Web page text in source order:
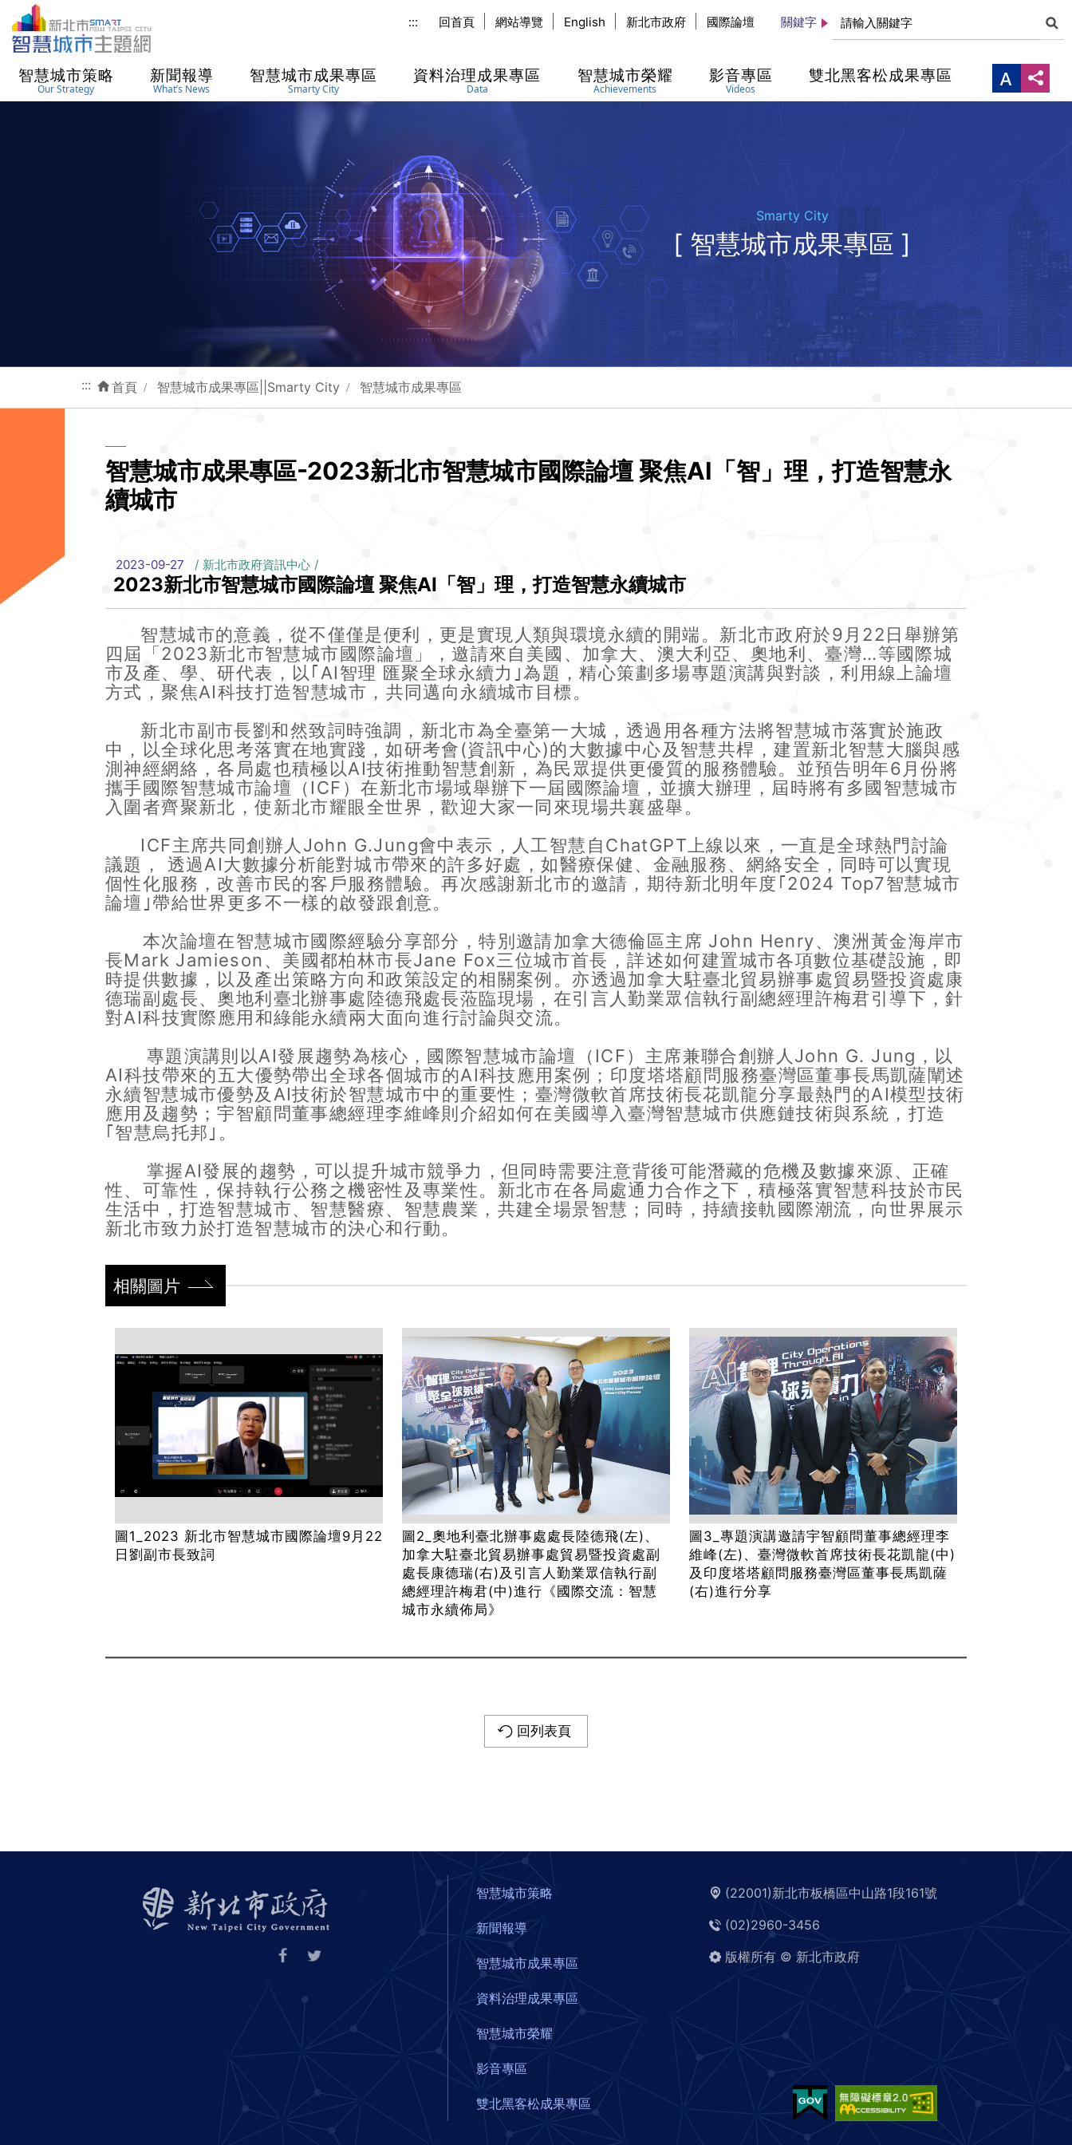
進入內容區塊
::: 回首頁 網站導覽 English 新北市政府 國際論壇 關鍵字
智慧城市策略
Our Strategy
新聞報導
What’s News
智慧城市成果專區
Smarty City
資料治理成果專區
Data
智慧城市榮耀
Achievements
影音專區
Videos
雙北黑客松成果專區
Smarty City
[ 智慧城市成果專區 ]
::: 首頁 智慧城市成果專區||Smarty City 智慧城市成果專區
智慧城市成果專區-2023新北市智慧城市國際論壇 聚焦AI「智」理，打造智慧永
續城市
2023-09-27 新北市政府資訊中心
2023新北市智慧城市國際論壇 聚焦AI「智」理，打造智慧永續城市
智慧城市的意義，從不僅僅是便利，更是實現人類與環境永續的開端。新北市政府於9月22日舉辦第
四屆「2023新北市智慧城市國際論壇」，邀請來自美國、加拿大、澳大利亞、奧地利、臺灣…等國際城
市及產、學、研代表，以｢AI智理 匯聚全球永續力｣為題，精心策劃多場專題演講與對談，利用線上論壇
方式，聚焦AI科技打造智慧城市，共同邁向永續城市目標。
新北市副市長劉和然致詞時強調，新北市為全臺第一大城，透過用各種方法將智慧城市落實於施政
中，以全球化思考落實在地實踐，如研考會(資訊中心)的大數據中心及智慧共桿，建置新北智慧大腦與感
測神經網絡，各局處也積極以AI技術推動智慧創新，為民眾提供更優質的服務體驗。並預告明年6月份將
攜手國際智慧城市論壇（ICF）在新北市場域舉辦下一屆國際論壇，並擴大辦理，屆時將有多國智慧城市
入圍者齊聚新北，使新北市耀眼全世界，歡迎大家一同來現場共襄盛舉。
ICF主席共同創辦人John G.Jung會中表示，人工智慧自ChatGPT上線以來，一直是全球熱門討論
議題， 透過AI大數據分析能對城市帶來的許多好處，如醫療保健、金融服務、網絡安全，同時可以實現
個性化服務，改善市民的客戶服務體驗。再次感謝新北市的邀請，期待新北明年度｢2024 Top7智慧城市
論壇｣帶給世界更多不一樣的啟發跟創意。
本次論壇在智慧城市國際經驗分享部分，特別邀請加拿大德倫區主席 John Henry、澳洲黃金海岸市
長Mark Jamieson、美國都柏林市長Jane Fox三位城市首長，詳述如何建置城市各項數位基礎設施，即
時提供數據，以及產出策略方向和政策設定的相關案例。亦透過加拿大駐臺北貿易辦事處貿易暨投資處康
德瑞副處長、奧地利臺北辦事處陸德飛處長蒞臨現場，在引言人勤業眾信執行副總經理許梅君引導下，針
對AI科技實際應用和綠能永續兩大面向進行討論與交流。
專題演講則以AI發展趨勢為核心，國際智慧城市論壇（ICF）主席兼聯合創辦人John G. Jung，以
AI科技帶來的五大優勢帶出全球各個城市的AI科技應用案例；印度塔塔顧問服務臺灣區董事長馬凱薩闡述
永續智慧城市優勢及AI技術於智慧城市中的重要性；臺灣微軟首席技術長花凱龍分享最熱門的AI模型技術
應用及趨勢；宇智顧問董事總經理李維峰則介紹如何在美國導入臺灣智慧城市供應鏈技術與系統，打造
｢智慧烏托邦｣。
掌握AI發展的趨勢，可以提升城市競爭力，但同時需要注意背後可能潛藏的危機及數據來源、正確
性、可靠性，保持執行公務之機密性及專業性。新北市在各局處通力合作之下，積極落實智慧科技於市民
生活中，打造智慧城市、智慧醫療、智慧農業，共建全場景智慧；同時，持續接軌國際潮流，向世界展示
新北市致力於打造智慧城市的決心和行動。
相關圖片
圖1_2023 新北市智慧城市國際論壇9月22
日劉副市長致詞
圖2_奧地利臺北辦事處處長陸德飛(左)、
加拿大駐臺北貿易辦事處貿易暨投資處副
處長康德瑞(右)及引言人勤業眾信執行副
總經理許梅君(中)進行《國際交流：智慧
城市永續佈局》
圖3_專題演講邀請宇智顧問董事總經理李
維峰(左)、臺灣微軟首席技術長花凱龍(中)
及印度塔塔顧問服務臺灣區董事長馬凱薩
(右)進行分享
回列表頁
智慧城市策略
新聞報導
智慧城市成果專區
資料治理成果專區
智慧城市榮耀
影音專區
雙北黑客松成果專區
(22001)新北市板橋區中山路1段161號
(02)2960-3456
版權所有 © 新北市政府